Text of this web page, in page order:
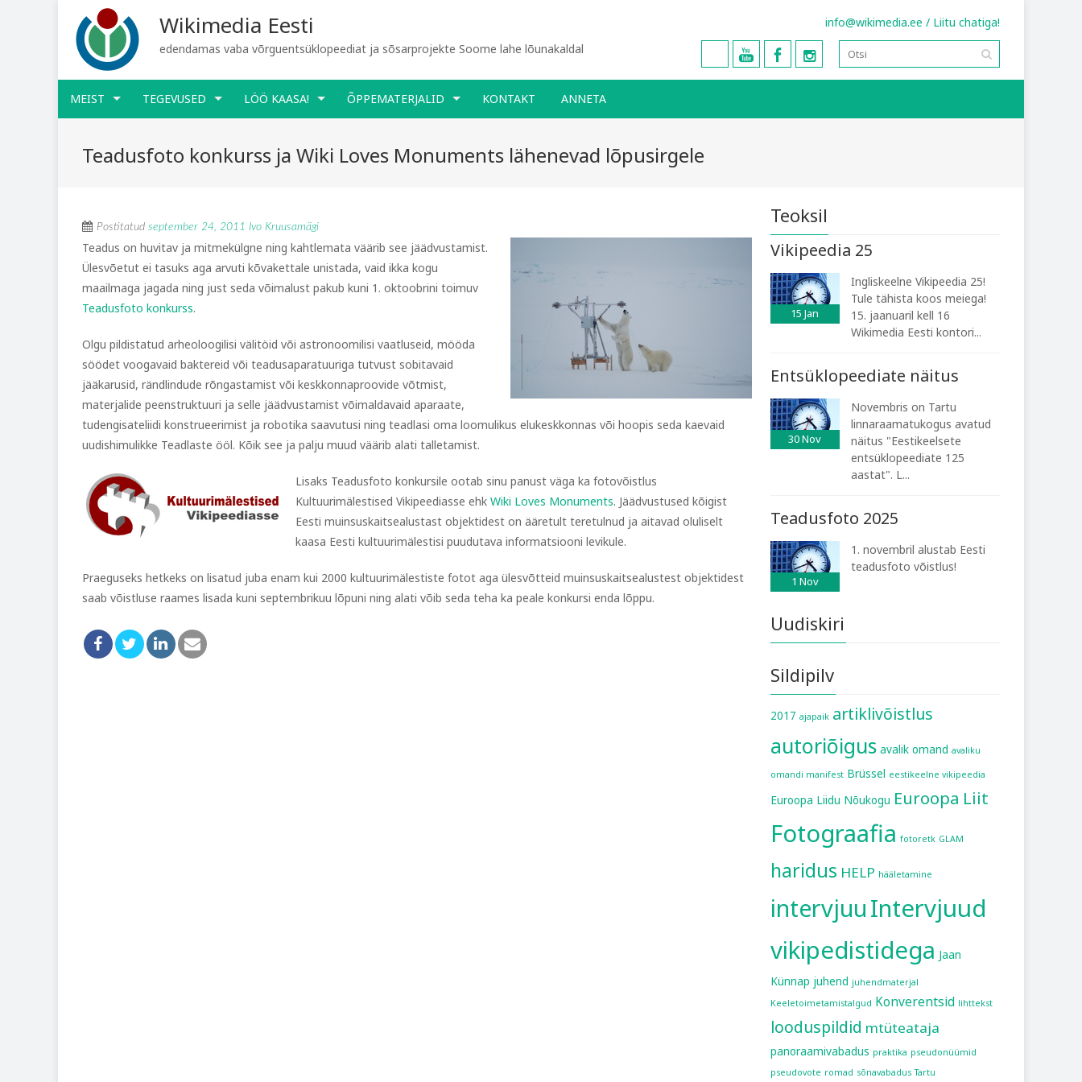
Wikimedia Eesti
edendamas vaba võrguentsüklopeediat ja sõsarprojekte Soome lahe lõunakaldal
info@wikimedia.ee / Liitu chatiga!
MEIST TEGEVUSED LÖÖ KAASA! ÕPPEMATERJALID KONTAKT ANNETA
Teadusfoto konkurss ja Wiki Loves Monuments lähenevad lõpusirgele
Postitatud september 24, 2011 Ivo Kruusamägi
Teadus on huvitav ja mitmekülgne ning kahtlemata väärib see jäädvustamist.
Ülesvõetut ei tasuks aga arvuti kõvakettale unistada, vaid ikka kogu
maailmaga jagada ning just seda võimalust pakub kuni 1. oktoobrini toimuv
Teadusfoto konkurss.
Olgu pildistatud arheoloogilisi välitöid või astronoomilisi vaatluseid, mööda
söödet voogavaid baktereid või teadusaparatuuriga tutvust sobitavaid
jääkarusid, rändlindude rõngastamist või keskkonnaproovide võtmist,
materjalide peenstruktuuri ja selle jäädvustamist võimaldavaid aparaate,
tudengisateliidi konstrueerimist ja robotika saavutusi ning teadlasi oma loomulikus elukeskkonnas või hoopis seda kaevaid
uudishimulikke Teadlaste ööl. Kõik see ja palju muud väärib alati talletamist.
Lisaks Teadusfoto konkursile ootab sinu panust väga ka fotovõistlus
Kultuurimälestised Vikipeediasse ehk Wiki Loves Monuments. Jäädvustused kõigist
Eesti muinsuskaitsealustast objektidest on ääretult teretulnud ja aitavad oluliselt
kaasa Eesti kultuurimälestisi puudutava informatsiooni levikule.
Praeguseks hetkeks on lisatud juba enam kui 2000 kultuurimälestiste fotot aga ülesvõtteid muinsuskaitsealustest objektidest
saab võistluse raames lisada kuni septembrikuu lõpuni ning alati võib seda teha ka peale konkursi enda lõppu.
Teoksil
Vikipeedia 25
15 Jan
Ingliskeelne Vikipeedia 25!
Tule tähista koos meiega!
15. jaanuaril kell 16
Wikimedia Eesti kontori...
Entsüklopeediate näitus
30Nov
Novembris on Tartu
linnaraamatukogus avatud
näitus "Eestikeelsete
entsüklopeediate 125
aastat". L...
Teadusfoto 2025
1 Nov
1. novembril alustab Eesti
teadusfoto võistlus!
Uudiskiri
Sildipilv
2017 ajapaik artiklivõistlus
autoriõigus avalik omand avaliku
omandi manifest Brüssel eestikeelne vikipeedia
Euroopa Liidu Nõukogu Euroopa Liit
Fotograafia fotoretk GLAM
haridus HELP hääletamine
intervjuuIntervjuud
vikipedistidega Jaan
Künnap juhend juhendmaterjal
Keeletoimetamistalgud Konverentsid lihttekst
looduspildid mtüteataja
panoraamivabadus praktika pseudonüümid
pseudovote romad sõnavabadus Tartu